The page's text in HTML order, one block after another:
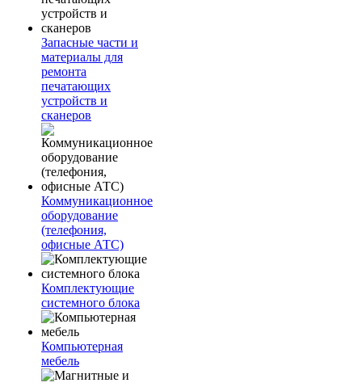
Запасные части и
материалы для
ремонта
печатающих
устройств и
сканеров
Коммуникационное
оборудование
(телефония,
офисные АТС)
Комплектующие
системного блока
Компьютерная
мебель